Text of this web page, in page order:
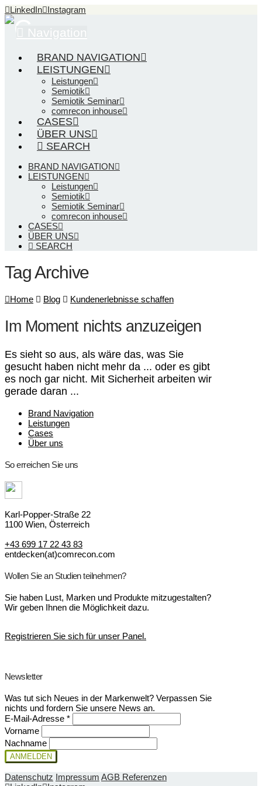
LinkedIn Instagram
Navigation
BRAND NAVIGATION
LEISTUNGEN
Leistungen
Semiotik
Semiotik Seminar
comrecon inhouse
CASES
ÜBER UNS
SEARCH
BRAND NAVIGATION
LEISTUNGEN
Leistungen
Semiotik
Semiotik Seminar
comrecon inhouse
CASES
ÜBER UNS
SEARCH
Tag Archive
Home Blog Kundenerlebnisse schaffen
Im Moment nichts anzuzeigen
Es sieht so aus, als wäre das, was Sie
gesucht haben nicht mehr da ... oder es gibt
es noch gar nicht. Mit Sicherheit arbeiten wir
gerade daran ...
Brand Navigation
Leistungen
Cases
Über uns
So erreichen Sie uns
Karl-Popper-Straße 22
1100 Wien, Österreich
+43 699 17 22 43 83
entdecken(at)comrecon.com
Wollen Sie an Studien teilnehmen?
Sie haben Lust, Marken und Produkte mitzugestalten?
Wir geben Ihnen die Möglichkeit dazu.
Registrieren Sie sich für unser Panel.
Newsletter
Was tut sich Neues in der Markenwelt? Verpassen Sie
nichts und fordern Sie unsere News an.
E-Mail-Adresse *
Vorname
Nachname
Datenschutz Impressum AGB Referenzen